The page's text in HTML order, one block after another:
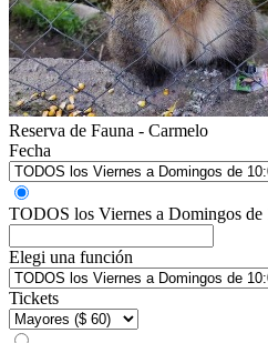
Reserva de Fauna - Carmelo
Fecha
TODOS los Viernes a Domingos de
Elegi una función
Tickets